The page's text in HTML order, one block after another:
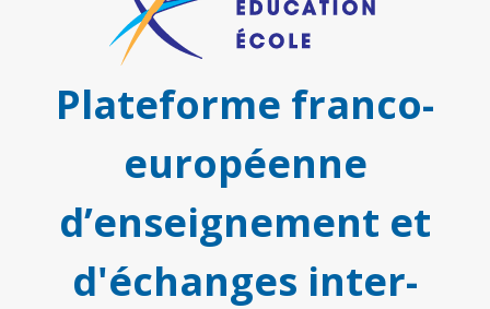
Plateforme franco-
européenne
d’enseignement et
d'échanges inter-